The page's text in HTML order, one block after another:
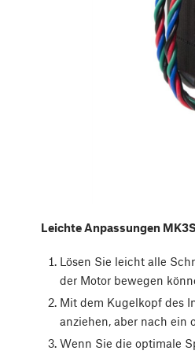
Leichte Anpassungen
Lösen Sie leicht alle
der Motor bewegen
Mit dem Kugelkopf des
anziehen, aber nach ein
Wenn Sie die optimale